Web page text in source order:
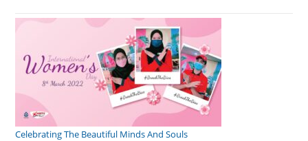
Celebrating The Beautiful Minds And Souls